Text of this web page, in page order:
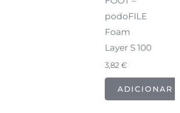
podoFILE
Foam
Layer S 100
3,82 €
ADICIONAR